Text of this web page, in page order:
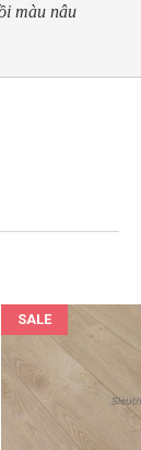
màu nâu
SALE